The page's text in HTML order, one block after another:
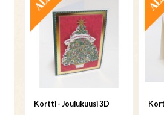
Kortti - Joulukuusi 3D